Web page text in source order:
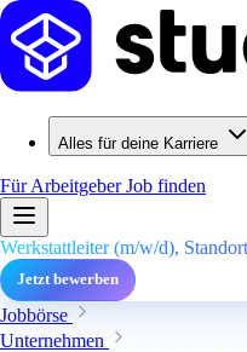
Alles für deine Karriere
Für ArbeitgeberJob finden
Werkstattleiter (m/w/d),
Jetzt bewerben
Jobbörse
Unternehmen